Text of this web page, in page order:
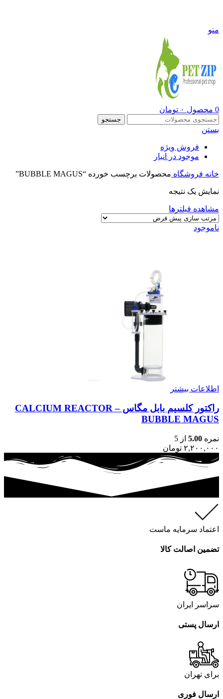
منو
0 محصول ۰ تومان
جستجو
بستن
فروش ویژه
موجود در انبار
خانه فروشگاه محصولات برچسب خورده “BUBBLE MAGUS”
نمایش یک نتیجه
مشاهده فیلترها
ناموجود
اطلاعات بیشتر
راکتور کلسیم بابل مگاس – CALCIUM REACTOR
BUBBLE MAGUS
نمره 5.00 از 5
۲,۲۰۰,۰۰۰ تومان
اعتماد سرمایه ماست
تضمین اصالت کالا
سراسر ایران
ارسال پستی
برای تهران
ارسال فوری